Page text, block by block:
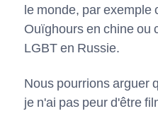
le monde, par exemple
Ouïghours en chine ou
LGBT en Russie.
Nous pourrions arguer
je n'ai pas peur d'être